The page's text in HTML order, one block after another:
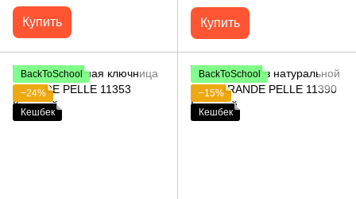
Купить Купить
BackToSchool
−24%
Кешбек
BackToSchool
−15%
Кешбек